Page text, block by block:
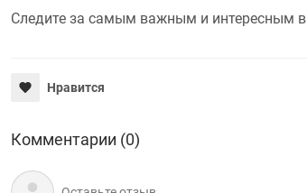
Следите за самым важным и интересным в
Нравится
Комментарии (0)